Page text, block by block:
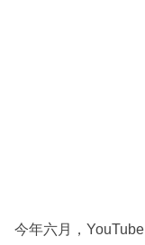
區
今年六月，